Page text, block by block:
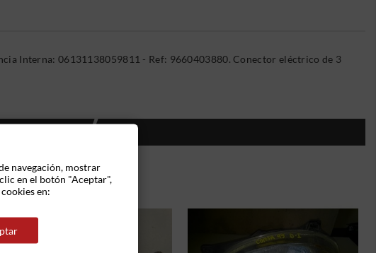
Interna: 06131138059811 - Ref: 9660403880. Conector eléctrico de 3
navegación, mostrar
en el botón "Aceptar",
en: